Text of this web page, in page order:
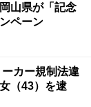
山県が「記念
ペーン
ーカー規制法違
（43）を逮